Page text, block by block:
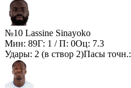
№10 Lassine Sinayoko
Мин: 89Г: 1 / П: 0Оц: 7.3
Удары: 2 (в створ 2)Пасы точн.: